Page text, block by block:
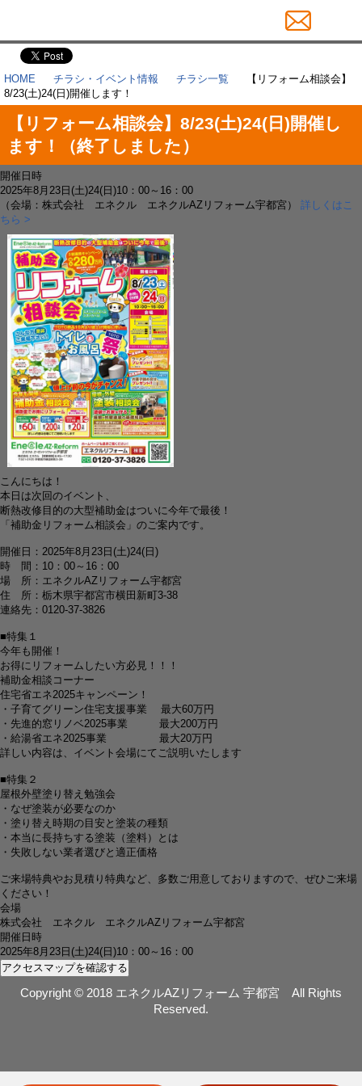
HOME チラシ・イベント情報 チラシ一覧
【リフォーム相談会】
8/23(土)24(日)開催します！
【リフォーム相談会】8/23(土)24(日)開催し
ます！（終了しました）
開催日時
2025年8月23日(土)24(日)10：00～16：00
（会場：株式会社 エネクル エネクルAZリフォーム宇都宮） 詳しくはこ
ちら >
こんにちは！
本日は次回のイベント、
断熱改修目的の大型補助金はついに今年で最後！
「補助金リフォーム相談会」のご案内です。
開催日：2025年8月23日(土)24(日)
時 間：10：00～16：00
場 所：エネクルAZリフォーム宇都宮
住 所：栃木県宇都宮市横田新町3-38
連絡先：0120-37-3826
■特集１
今年も開催！
お得にリフォームしたい方必見！！！
補助金相談コーナー
住宅省エネ2025キャンペーン！
・子育てグリーン住宅支援事業 最大60万円
・先進的窓リノベ2025事業 最大200万円
・給湯省エネ2025事業 最大20万円
詳しい内容は、イベント会場にてご説明いたします
■特集２
屋根外壁塗り替え勉強会
・なぜ塗装が必要なのか
・塗り替え時期の目安と塗装の種類
・本当に長持ちする塗装（塗料）とは
・失敗しない業者選びと適正価格
ご来場特典やお見積り特典など、多数ご用意しておりますので、ぜひご来場
ください！
会場
株式会社 エネクル エネクルAZリフォーム宇都宮
開催日時
2025年8月23日(土)24(日)10：00～16：00
アクセスマップを確認する
Copyright © 2018 エネクルAZリフォーム 宇都宮 All Rights
Reserved.